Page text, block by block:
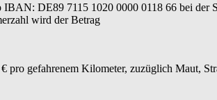
DE89 7115 1020 0000 0118 66 bei der
wird der Betrag
gefahrenem Kilometer, zuzüglich Maut,